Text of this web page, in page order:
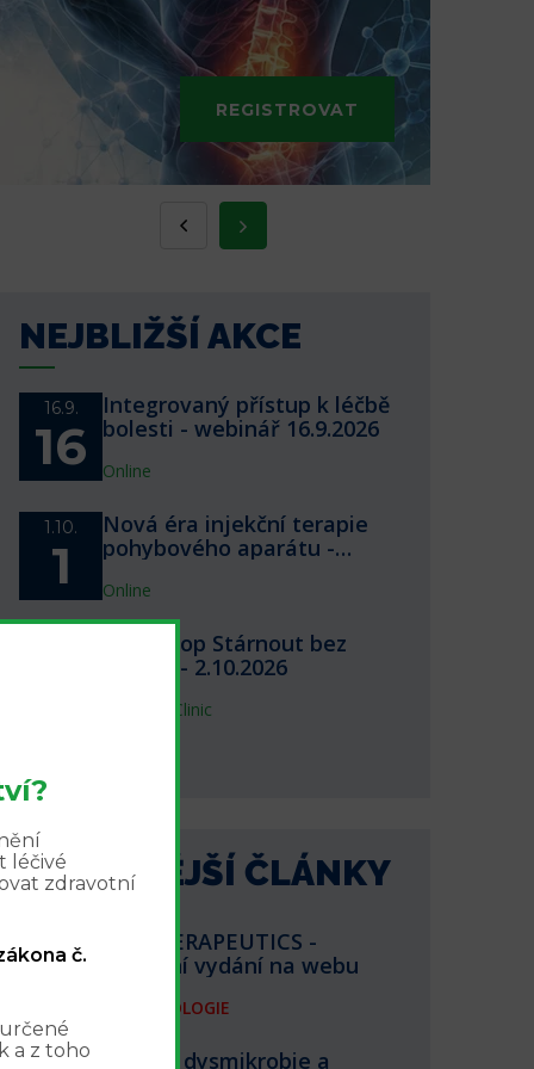
REGISTROVAT
NEJBLIŽŠÍ AKCE
16.9.
16
Integrovaný přístup k léčbě
bolesti - webinář 16.9.2026
Online
1.10.
1
Nová éra injekční terapie
pohybového aparátu -
Online
Workshop Stárnout bez
bolesti - 2.10.2026
InPharm Clinic
NEJNOVĚJŠÍ ČLÁNKY
BIOTHERAPEUTICS -
aktuální vydání na webu
FARMAKOLOGIE
Střevní dysmikrobie a
léčivé
zdravotní
č.
a z toho